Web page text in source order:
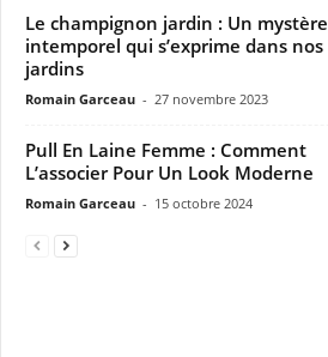
Le champignon jardin : Un mystère
intemporel qui s’exprime dans nos
jardins
Romain Garceau - 27 novembre 2023
Pull En Laine Femme : Comment
L’associer Pour Un Look Moderne
Romain Garceau - 15 octobre 2024